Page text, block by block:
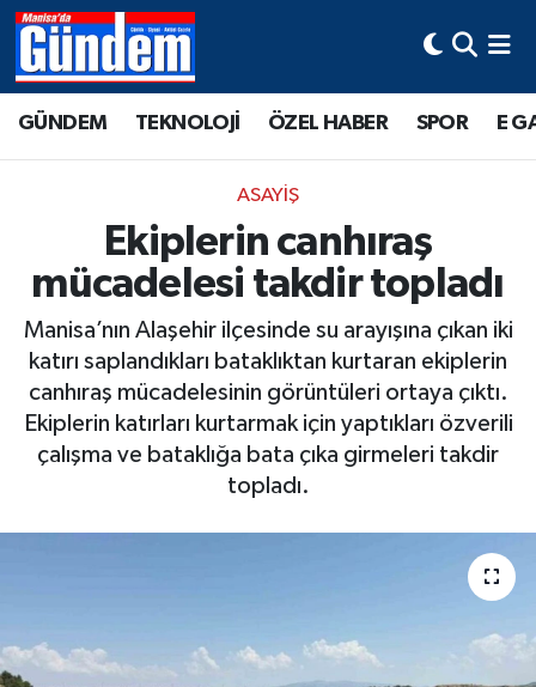
GÜNDEM TEKNOLOJİ ÖZEL HABER SPOR E
ASAYİŞ
Ekiplerin canhıraş
mücadelesi takdir topladı
Manisa’nın Alaşehir ilçesinde su arayışına çıkan iki
katırı saplandıkları bataklıktan kurtaran ekiplerin
canhıraş mücadelesinin görüntüleri ortaya çıktı.
Ekiplerin katırları kurtarmak için yaptıkları özverili
çalışma ve bataklığa bata çıka girmeleri takdir
topladı.
Manisa Hava Durumu
Tüm Manşetler
Son Dakika Haberleri
Haber Arşivi